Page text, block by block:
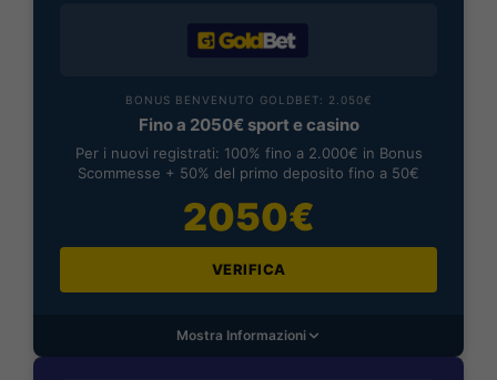
BONUS BENVENUTO GOLDBET: 2.050€
Fino a 2050€ sport e casino
Per i nuovi registrati: 100% fino a 2.000€ in Bonus
Scommesse + 50% del primo deposito fino a 50€
2050€
VERIFICA
Mostra Informazioni